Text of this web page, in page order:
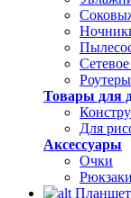
Роутеры
Товары для
Для
Аксессуары
Очки
Рюкзаки